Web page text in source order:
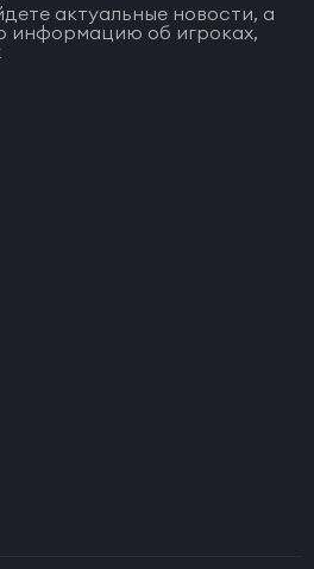
актуальные новости, а
информацию об игроках,